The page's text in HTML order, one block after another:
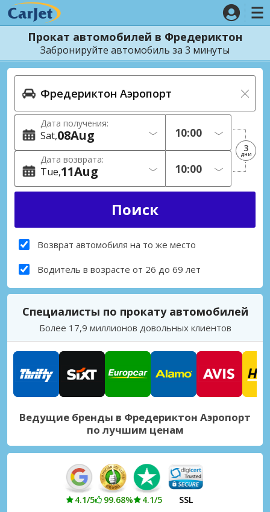
Прокат автомобилей в Фредериктон
Забронируйте автомобиль за 3 минуты
Дата получения:
Sat 08Aug
Дата возврата:
Tue 11Aug
3
дни
Возврат автомобиля на то же место
Водитель в возрасте от 26 до 69 лет
Специалисты по прокату автомобилей
Более 17,9 миллионов довольных клиентов
Ведущие бренды в Фредериктон Аэропорт
по лучшим ценам
4.1/5 99.68% 4.1/5 SSL